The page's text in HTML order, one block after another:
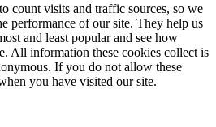
count visits and traffic sources, so we
performance of our site. They help us
and least popular and see how
All information these cookies collect is
If you do not allow these
you have visited our site.